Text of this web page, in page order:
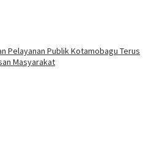
Pelayanan Publik Kotamobagu Terus
Masyarakat